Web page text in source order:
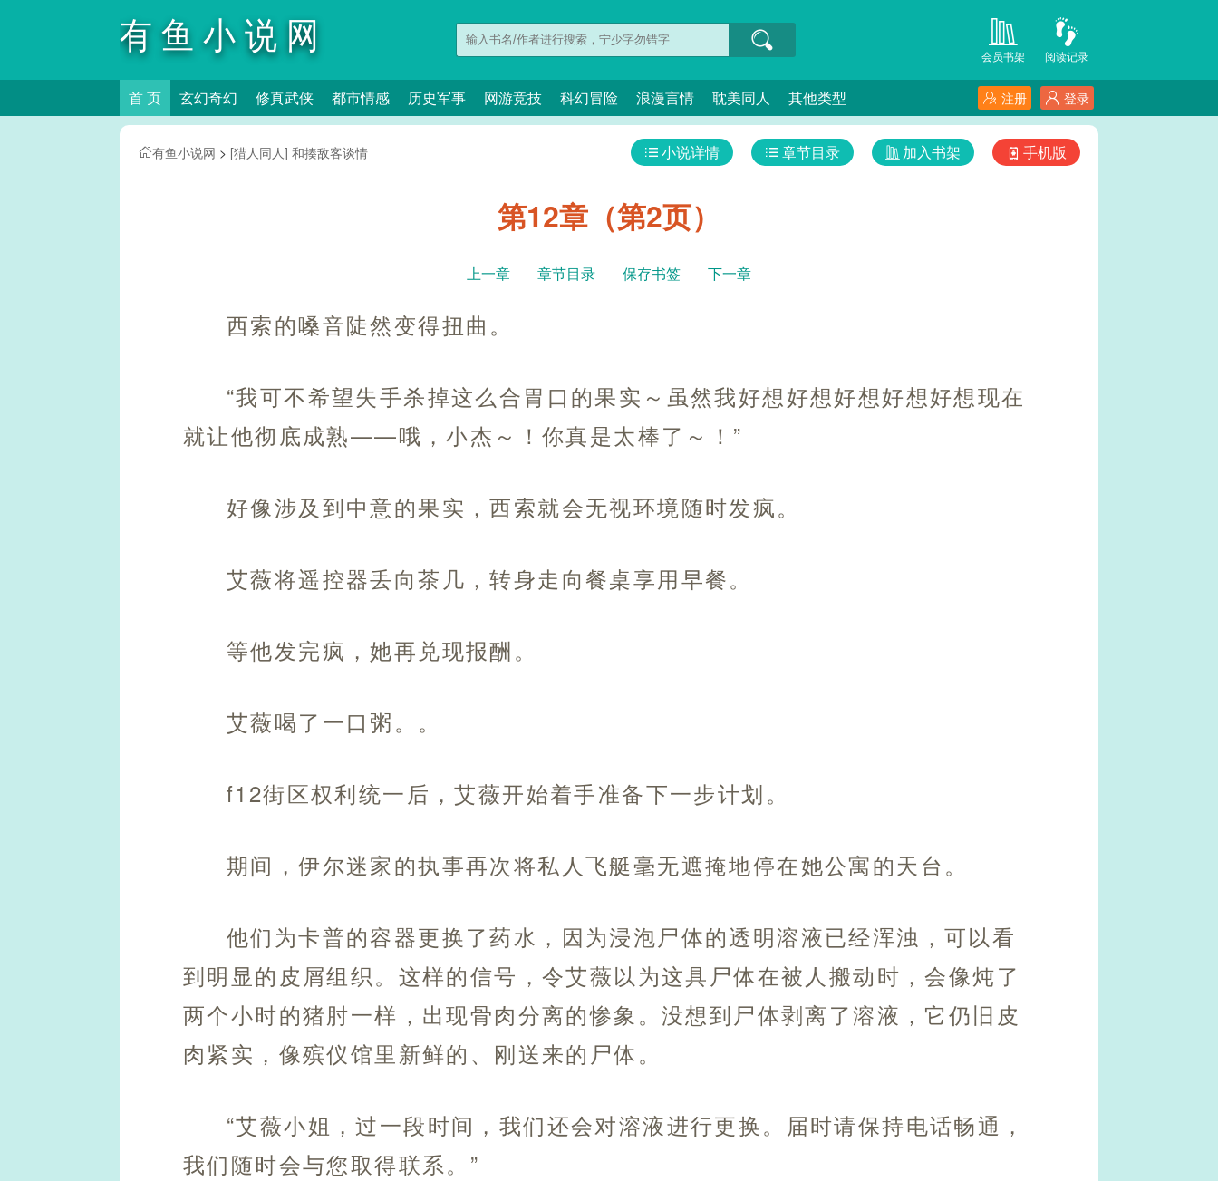
有鱼小说网 阅读记录
会员书架
首 页 玄幻奇幻 修真武侠 都市情感 历史军事 网游竞技 科幻冒险 浪漫言情 耽美同人 其他类型 登录
注册
有鱼小说网 > [猎人同人] 和揍敌客谈情 手机版
加入书架
章节目录
小说详情
第12章（第2页）
上一章 章节目录 保存书签 下一章
西索的嗓音陡然变得扭曲。
“我可不希望失手杀掉这么合胃口的果实～虽然我好想好想好想好想好想现在
就让他彻底成熟——哦，小杰～！你真是太棒了～！”
好像涉及到中意的果实，西索就会无视环境随时发疯。
艾薇将遥控器丢向茶几，转身走向餐桌享用早餐。
等他发完疯，她再兑现报酬。
艾薇喝了一口粥。。
f12街区权利统一后，艾薇开始着手准备下一步计划。
期间，伊尔迷家的执事再次将私人飞艇毫无遮掩地停在她公寓的天台。
他们为卡普的容器更换了药水，因为浸泡尸体的透明溶液已经浑浊，可以看
到明显的皮屑组织。这样的信号，令艾薇以为这具尸体在被人搬动时，会像炖了
两个小时的猪肘一样，出现骨肉分离的惨象。没想到尸体剥离了溶液，它仍旧皮
肉紧实，像殡仪馆里新鲜的、刚送来的尸体。
“艾薇小姐，过一段时间，我们还会对溶液进行更换。届时请保持电话畅通，
我们随时会与您取得联系。”